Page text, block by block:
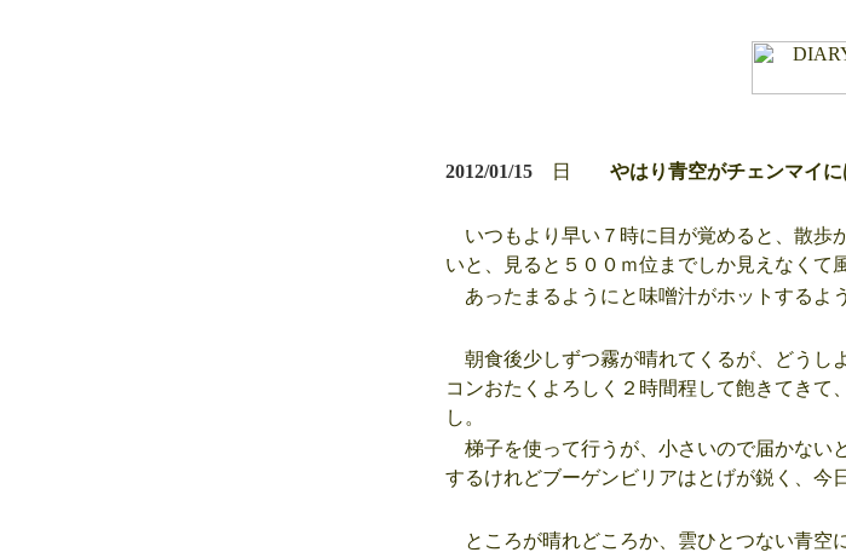
2012/01/15 日 やはり青空がチェン
いつもより早い７時に目が覚めると、散歩
いと、見ると５００ｍ位までしか見えなくて
あったまるようにと味噌汁がホットするよ
朝食後少しずつ霧が晴れてくるが、どうし
コンおたくよろしく２時間程して飽きてきて
し。
梯子を使って行うが、小さいので届かない
するけれどブーゲンビリアはとげが鋭く、今
ところが晴れどころか、雲ひとつない青空